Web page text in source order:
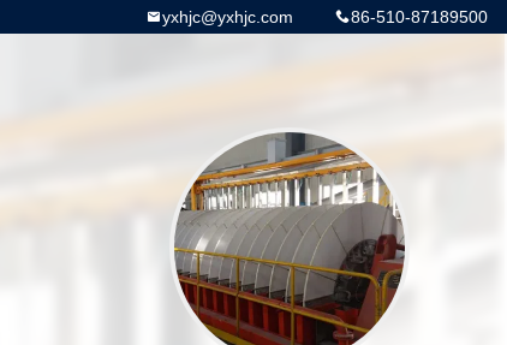
86-510-87189500
yxhjc@yxhjc.com